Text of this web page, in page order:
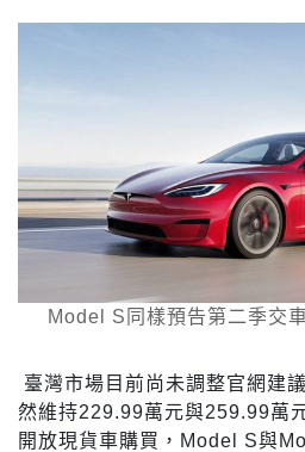
Model S同樣預告第二季交
臺灣市場目前尚未調整官網建
然維持229.99萬元與259.99萬
開放現貨車購買，Model S與